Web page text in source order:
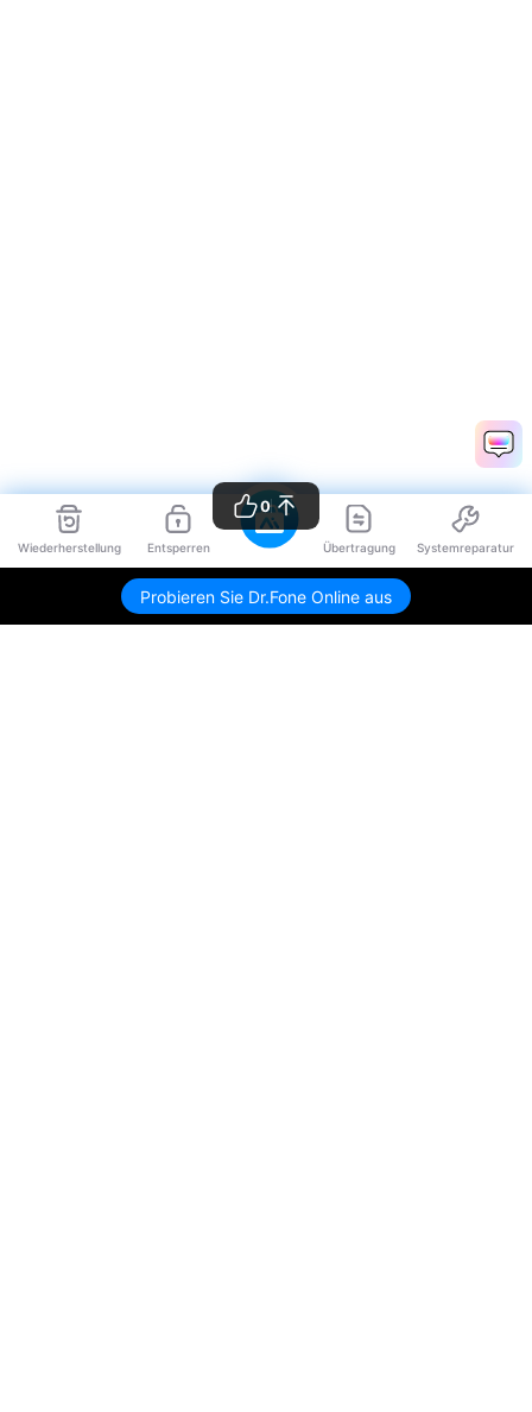
Wiederherstellung Entsperren Übertragung Systemreparatur
Probieren Sie Dr.Fone Online aus
0